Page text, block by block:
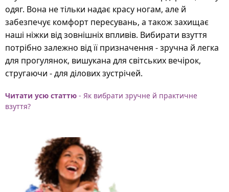
одяг. Вона не тільки надає красу ногам, але й
забезпечує комфорт пересувань, а також захищає
наші ніжки від зовнішніх впливів. Вибирати взуття
потрібно залежно від її призначення - зручна й легка
для прогулянок, вишукана для світських вечірок,
стругаючи - для ділових зустрічей.
Читати усю статтю - Як вибрати зручне й практичне
взуття?